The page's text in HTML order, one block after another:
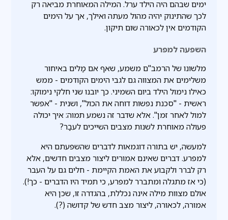
ימים שבהם היה הילד ערל. המילה המאוחרת מביאה רק
לכך שהתינוק יהיה מהול מעתה ואילך, אך על הימים
הקודמים אין לכאורה שום תיקון.
השפעה למפרע
מלשונו של הרמב"ם משמע, שאף אם מַלים באיחור
משלימים את המצווה גם לגבי הימים הקודמים - ממש
כאילו נימול הילד ביום השמיני. כך יובנו שני חלקי נימוקו:
ראשית - "סכנת נפשות דוחה את הכול", ושנית - "אפשר
למול לאחר זמן". אלא שדבר זה נשמע תמוה: איך יכולה
פעולה מאוחרת לשנות מצבים השייכים לעבַר?
למעשה, יש בתורה דוגמאות לדברים שהשפעתם היא
למפרע. דברים שאינם אמורים ליצור מצבים חדשים, אלא
רק לברר ולקבוע את האמת הקיימת - חלים גם על העבר
(כי אז מתגלה ומתברר למפרע, כי תמיד היו הדברים - כך!).
אולם מצוות מילה אינה נכללת, בהגדרה זו, שכן היא
אמורה, לכאורה, ליצור מצב חדש של קדושה (?).